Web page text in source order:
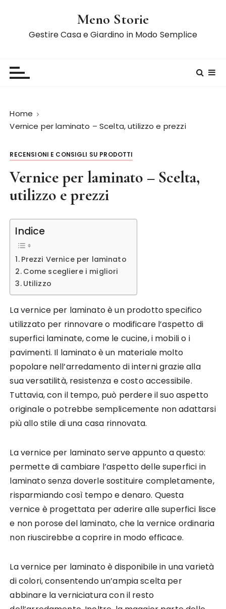
Meno Storie
Gestire Casa e Giardino in Modo Semplice
Home
Vernice per laminato – Scelta, utilizzo e prezzi
RECENSIONI E CONSIGLI SU PRODOTTI
Vernice per laminato – Scelta,
utilizzo e prezzi
Indice
Prezzi Vernice per laminato
Come scegliere i migliori
Utilizzo
La vernice per laminato è un prodotto specifico
utilizzato per rinnovare o modificare l’aspetto di
superfici laminate, come le cucine, i mobili o i
pavimenti. Il laminato è un materiale molto
popolare nell’arredamento di interni grazie alla
sua versatilità, resistenza e costo accessibile.
Tuttavia, con il tempo, può perdere il suo aspetto
originale o potrebbe semplicemente non adattarsi
più allo stile di una casa rinnovata.
La vernice per laminato serve appunto a questo:
permette di cambiare l’aspetto delle superfici in
laminato senza doverle sostituire completamente,
risparmiando così tempo e denaro. Questa
vernice è progettata per aderire alle superfici lisce
e non porose del laminato, che la vernice ordinaria
non riuscirebbe a coprire in modo efficace.
La vernice per laminato è disponibile in una varietà
di colori, consentendo un’ampia scelta per
abbinare la verniciatura con il resto